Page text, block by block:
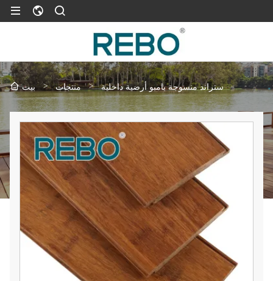
بيت > منتجات > ستراند منسوجة بامبو أرضية داخلية